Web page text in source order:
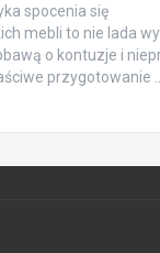
spocenia się
mebli to nie lada
o kontuzje i
przygotowanie …